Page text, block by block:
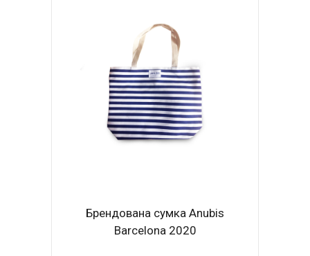
Брендована сумка Anubis
Barcelona 2020